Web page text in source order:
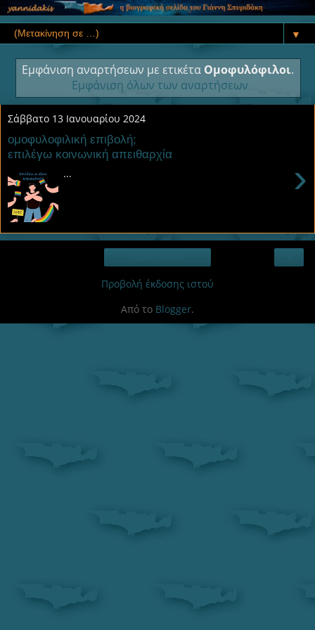
▼
Εμφάνιση αναρτήσεων με ετικέτα Ομοφυλόφιλοι.
Εμφάνιση όλων των αναρτήσεων
Σάββατο 13 Ιανουαρίου 2024
ομοφυλοφιλική επιβολή;
επιλέγω κοινωνική απειθαρχία
›
...
Προβολή έκδοσης ιστού
Από το Blogger.